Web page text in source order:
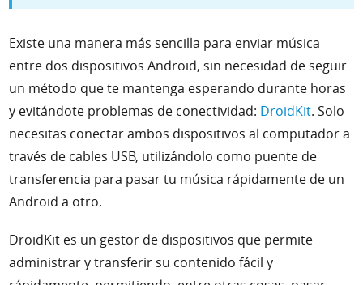
Existe una manera más sencilla para enviar música
entre dos dispositivos Android, sin necesidad de seguir
un método que te mantenga esperando durante horas
y evitándote problemas de conectividad: DroidKit. Solo
necesitas conectar ambos dispositivos al computador a
través de cables USB, utilizándolo como puente de
transferencia para pasar tu música rápidamente de un
Android a otro.
DroidKit es un gestor de dispositivos que permite
administrar y transferir su contenido fácil y